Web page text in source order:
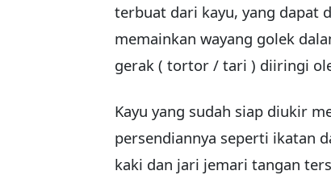
terbuat dari kayu, yang dapat
memainkan wayang golek
gerak ( tortor / tari ) diiringi
Kayu yang sudah siap diukir
persendiannya seperti ikatan
kaki dan jari jemari tangan